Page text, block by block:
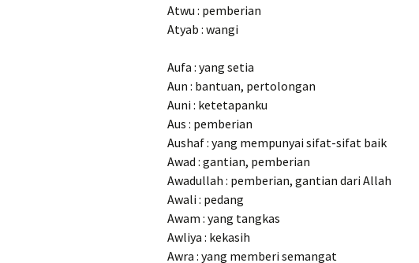
Atwu : pemberian
Atyab : wangi
Aufa : yang setia
Aun : bantuan, pertolongan
Auni : ketetapanku
Aus : pemberian
Aushaf : yang mempunyai sifat-sifat baik
Awad : gantian, pemberian
Awadullah : pemberian, gantian dari Allah
Awali : pedang
Awam : yang tangkas
Awliya : kekasih
Awra : yang memberi semangat